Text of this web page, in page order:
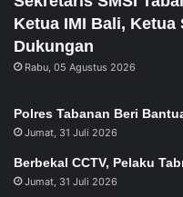
Ketua IMI Bali, Ketua
Dukungan
Rabu, 05 Agustus 2026
Polres Tabanan Beri
Jumat, 31 Juli 2026
Berbekal CCTV, Pelaku
Jumat, 31 Juli 2026